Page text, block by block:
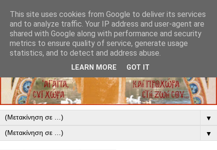
▼
▼
This site uses cookies from Google to deliver its services
and to analyze traffic. Your IP address and user-agent are
shared with Google along with performance and security
metrics to ensure quality of service, generate usage
statistics, and to detect and address abuse.
LEARN MORE GOT IT